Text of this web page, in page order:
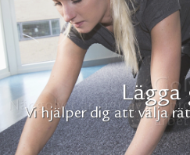
Lägga
Vi hjälper dig att välja